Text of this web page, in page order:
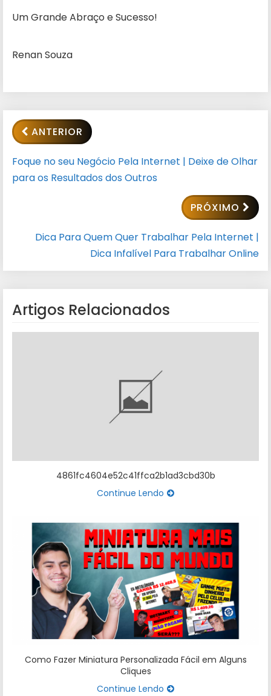
Um Grande Abraço e Sucesso!
Renan Souza
ANTERIOR
Foque no seu Negócio Pela Internet | Deixe de Olhar
para os Resultados dos Outros
PRÓXIMO
Dica Para Quem Quer Trabalhar Pela Internet |
Dica Infalível Para Trabalhar Online
Artigos Relacionados
4861fc4604e52c41ffca2b1ad3cbd30b
Continue Lendo
Como Fazer Miniatura Personalizada Fácil em Alguns
Cliques
Continue Lendo